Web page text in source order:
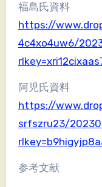
福島氏資料
https://
4c4xo4uw6/
阿児氏資料
https://
srfszru23/
参考文献